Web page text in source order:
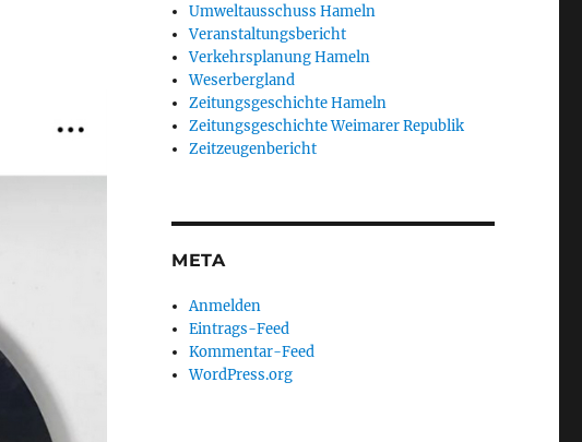
Umweltausschuss Hameln
Veranstaltungsbericht
Verkehrsplanung Hameln
Weserbergland
Zeitungsgeschichte Hameln
Zeitungsgeschichte Weimarer Republik
Zeitzeugenbericht
META
Anmelden
Eintrags-Feed
Kommentar-Feed
WordPress.org